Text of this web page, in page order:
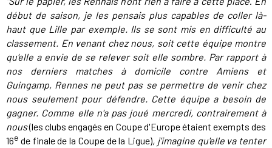
début de saison, je les pensais plus capables de coller là-
haut que Lille par exemple. Ils se sont mis en difficulté au
classement. En venant chez nous, soit cette équipe montre
qu'elle a envie de se relever soit elle sombre. Par rapport à
nos derniers matches à domicile contre Amiens et
Guingamp, Rennes ne peut pas se permettre de venir chez
nous seulement pour défendre. Cette équipe a besoin de
gagner. Comme elle n'a pas joué mercredi, contrairement à
nous(les clubs engagés en Coupe d'Europe étaient exempts des
16e de finale de la Coupe de la Ligue), j'imagine qu'elle va tenter